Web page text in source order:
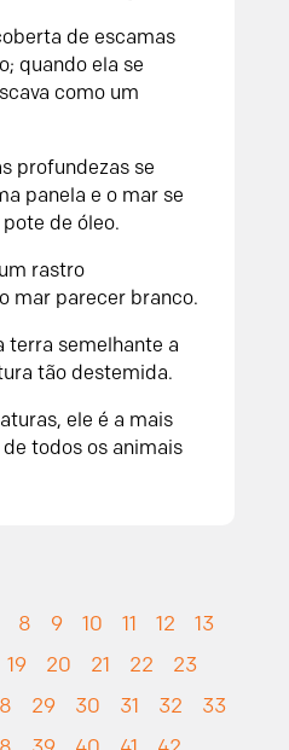
de escamas
quando ela se
como um
profundezas se
panela e o mar se
de óleo.
rastro
mar parecer branco.
terra semelhante a
tão destemida.
ele é a mais
de todos os animais
8 9 10 11 12
13
19 20 21 22
23
29 30 31 32
33